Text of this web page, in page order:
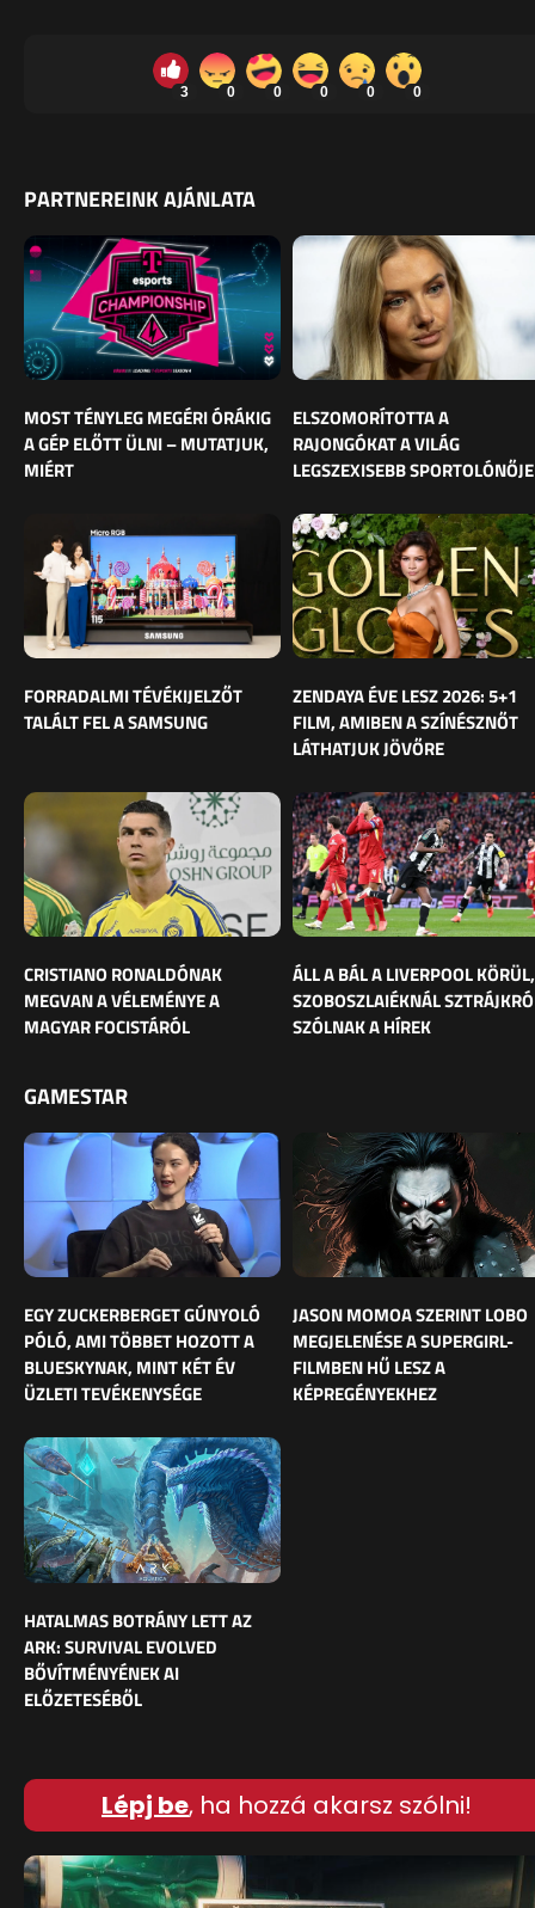
3 0 0 0 0 0
PARTNEREINK AJÁNLATA
MOST TÉNYLEG MEGÉRI ÓRÁKIG
A GÉP ELŐTT ÜLNI – MUTATJUK,
MIÉRT
ELSZOMORÍTOTTA A
RAJONGÓKAT A VILÁG
LEGSZEXISEBB SPORTOLÓNŐJE
FORRADALMI TÉVÉKIJELZŐT
TALÁLT FEL A SAMSUNG
ZENDAYA ÉVE LESZ 2026: 5+1
FILM, AMIBEN A SZÍNÉSZNŐT
LÁTHATJUK JÖVŐRE
CRISTIANO RONALDÓNAK
MEGVAN A VÉLEMÉNYE A
MAGYAR FOCISTÁRÓL
ÁLL A BÁL A LIVERPOOL KÖRÜL,
SZOBOSZLAIÉKNÁL
SZÓLNAK A HÍREK
GAMESTAR
EGY ZUCKERBERGET GÚNYOLÓ
PÓLÓ, AMI TÖBBET HOZOTT A
BLUESKYNAK, MINT KÉT ÉV
ÜZLETI TEVÉKENYSÉGE
JASON MOMOA SZERINT LOBO
MEGJELENÉSE A SUPERGIRL-
FILMBEN HŰ LESZ A
KÉPREGÉNYEKHEZ
HATALMAS BOTRÁNY LETT AZ
ARK: SURVIVAL EVOLVED
BŐVÍTMÉNYÉNEK AI
ELŐZETESÉBŐL
Lépj be, ha hozzá akarsz szólni!